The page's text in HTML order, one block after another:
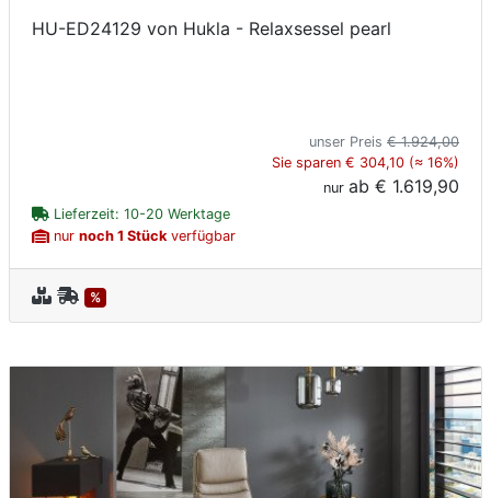
HU-ED24129 von Hukla - Relaxsessel pearl
unser Preis € 1.924,00
Sie sparen € 304,10 (≈ 16%)
nur ab € 1.619,90
Lieferzeit: 10-20 Werktage
nur noch 1 Stückverfügbar
%